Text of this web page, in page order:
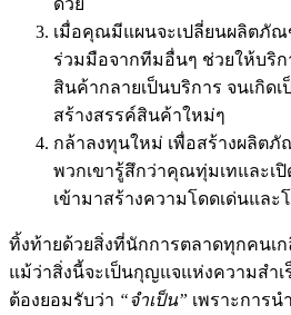
เมื่อคุณมีแผนจะเปลี่ยนผลิตภั
ร่วมมือจากทีมอื่นๆ ช่วยให้บริก
สินค้ากลายเป็นบริการ จนเกิด
สร้างสรรค์สินค้าใหม่ๆ
กล้าลงทุนใหม่ เพื่อสร้างผลิต
พวกเขารู้สึกว่าคุณทุ่มเทและเ
เข้ามาสร้างความโดดเด่นและ
ทิ้งท้ายด้วยสิ่งที่นักการตลาดทุกคนเ
แม้ว่าสิ่งนี้จะเป็นกุญแจแห่งความสำ
ต้องยอมรับว่า “จำเป็น” เพราะการ